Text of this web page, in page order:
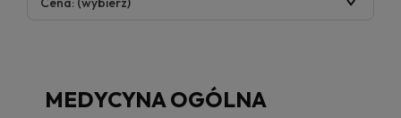
MEDYCYNA OGÓLNA